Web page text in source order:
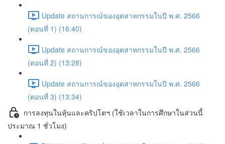
Update สถานการณ์ของอุตสาหกรรมในปี พ.ศ. 2566
(ตอนที่ 1) (16:40)
Update สถานการณ์ของอุตสาหกรรมในปี พ.ศ. 2566
(ตอนที่ 2) (13:28)
Update สถานการณ์ของอุตสาหกรรมในปี พ.ศ. 2566
(ตอนที่ 3) (13:34)
การลงทุนในหุ้นและคริปโตฯ (ใช้เวลาในการศึกษาในส่วนนี้
ประมาณ 1 ชั่วโมง)